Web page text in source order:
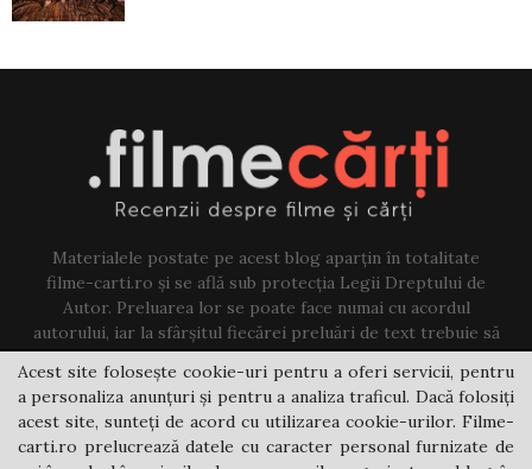
Materialele postate pe acest blog aparțin în totalitate
filme-carti.ro și se află sub protecția Legii Dreptului de
Autor. Preluarea lor se poate face numai cu acordul
autorului, iar la sfârșitul fiecărei preluări de text trebuie să
existe un link către acest blog.
Contact us:jovi@filme-carti.ro
Acest site folosește cookie-uri pentru a oferi servicii, pentru
a personaliza anunțuri și pentru a analiza traficul. Dacă folosiți
acest site, sunteți de acord cu utilizarea cookie-urilor. Filme-
carti.ro prelucrează datele cu caracter personal furnizate de